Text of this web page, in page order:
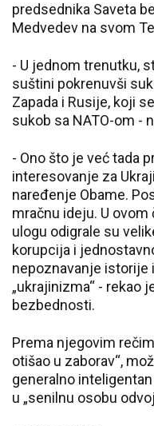
predsednika Saveta
Medvedev na svom
- U jednom trenutku,
suštini pokrenuvši
Zapada i Rusije, koji
sukob sa NATO-om -
- Ono što je već tada
interesovanje za
naređenje Obame.
mračnu ideju. U
ulogu odigrale su
korupcija i
nepoznavanje istorije
„ukrajinizma“ - rekao
bezbednosti.
Prema njegovim
otišao u zaborav“,
generalno
u „senilnu osobu